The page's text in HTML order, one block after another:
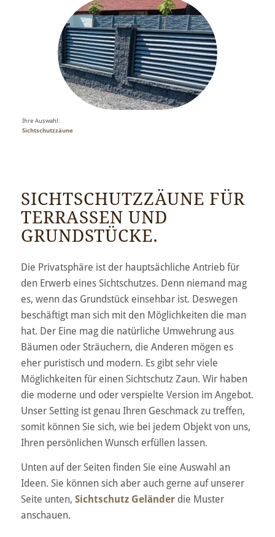
Ihre Auswahl:
Sichtschutzzäune
SICHTSCHUTZZÄUNE FÜR
TERRASSEN UND
GRUNDSTÜCKE.
Die Privatsphäre ist der hauptsächliche Antrieb für
den Erwerb eines Sichtschutzes. Denn niemand mag
es, wenn das Grundstück einsehbar ist. Deswegen
beschäftigt man sich mit den Möglichkeiten die man
hat. Der Eine mag die natürliche Umwehrung aus
Bäumen oder Sträuchern, die Anderen mögen es
eher puristisch und modern. Es gibt sehr viele
Möglichkeiten für einen Sichtschutz Zaun. Wir haben
die moderne und oder verspielte Version im Angebot.
Unser Setting ist genau Ihren Geschmack zu treffen,
somit können Sie sich, wie bei jedem Objekt von uns,
Ihren persönlichen Wunsch erfüllen lassen.
Unten auf der Seiten finden Sie eine Auswahl an
Ideen. Sie können sich aber auch gerne auf unserer
Seite unten, Sichtschutz Geländerdie Muster
anschauen.